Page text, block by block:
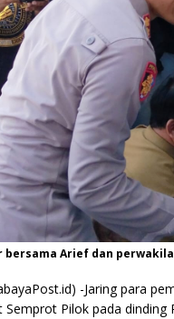
bersama Arief dan
-Jaring para
Semprot Pilok pada